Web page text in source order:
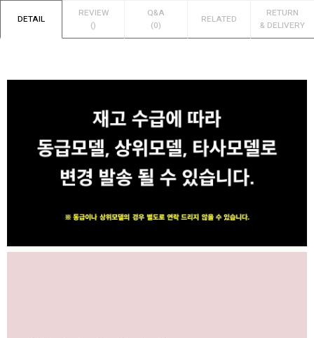
DETAIL
REVIEW
()
Q&A
(0)
RELATED
RETURN
& DELIVERY